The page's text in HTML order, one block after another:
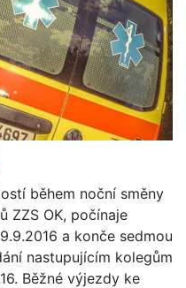
během noční směny
ZZS OK, počínaje
a konče sedmou
nastupujícím kolegům
Běžné výjezdy ke